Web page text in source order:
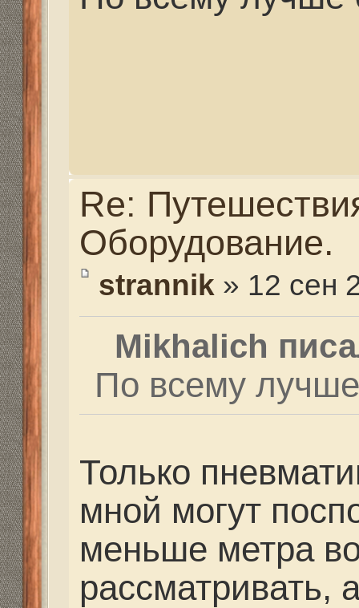
Mikhalich писал(а):
меньше метра
рассматривать, а с
охотиться где нет
охотятся с 60
на мой взгляд проще
использовать
Последний раз
2013, 22:38, всего
Re: Путешествия.
Оборудование.
» 12 сен 2013,
...вес пояса